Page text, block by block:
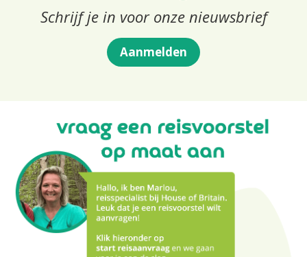
Schrijf je in voor onze nieuwsbrief
Aanmelden